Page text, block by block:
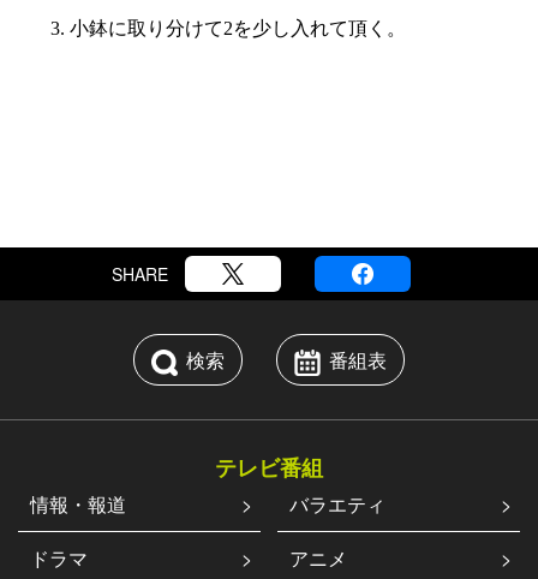
3. 小鉢に取り分けて2を少し入れて頂く。
SHARE
検索 番組表
テレビ番組
情報・報道
バラエティ
ドラマ
アニメ